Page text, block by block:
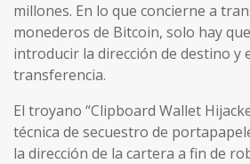
millones. En lo que concierne a
monederos de Bitcoin, solo hay
introducir la dirección de destino y
transferencia.
El troyano “Clipboard Wallet
técnica de secuestro de
la dirección de la cartera a fin de